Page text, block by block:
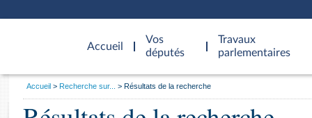
Accueil
d'accueil
Vos
députés
Travaux
parlementaires
Général
Vous
Accueil Recherche sur... Résultats de la recherche